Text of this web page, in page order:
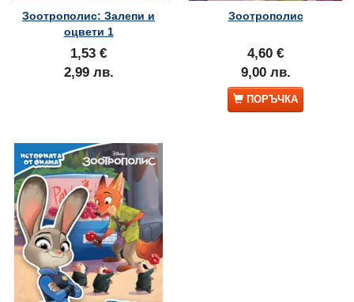
Зоотрополис: Залепи и
оцвети 1
1,53 €
2,99 лв.
Зоотрополис
4,60 €
9,00 лв.
ПОРЪЧКА